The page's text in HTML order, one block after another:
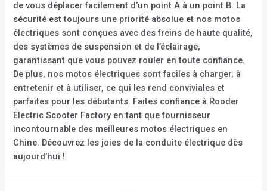
de vous déplacer facilement d’un point A à un point B. La
sécurité est toujours une priorité absolue et nos motos
électriques sont conçues avec des freins de haute qualité,
des systèmes de suspension et de l’éclairage,
garantissant que vous pouvez rouler en toute confiance.
De plus, nos motos électriques sont faciles à charger, à
entretenir et à utiliser, ce qui les rend conviviales et
parfaites pour les débutants. Faites confiance à Rooder
Electric Scooter Factory en tant que fournisseur
incontournable des meilleures motos électriques en
Chine. Découvrez les joies de la conduite électrique dès
aujourd’hui !